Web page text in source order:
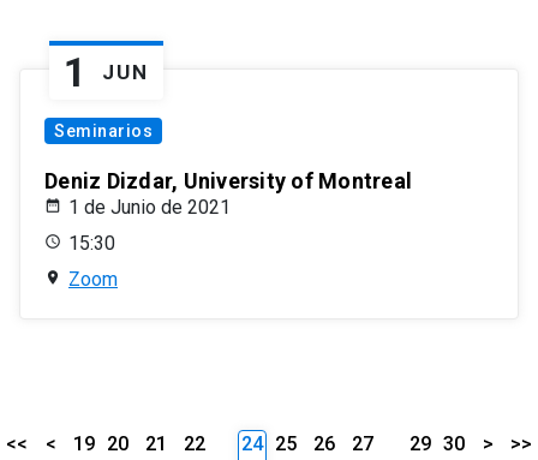
1 JUN
Seminarios
Deniz Dizdar, University of Montreal
1 de Junio de 2021
15:30
Zoom
<< < 19 20 21
22
24 25 26
27
29 30 > >>